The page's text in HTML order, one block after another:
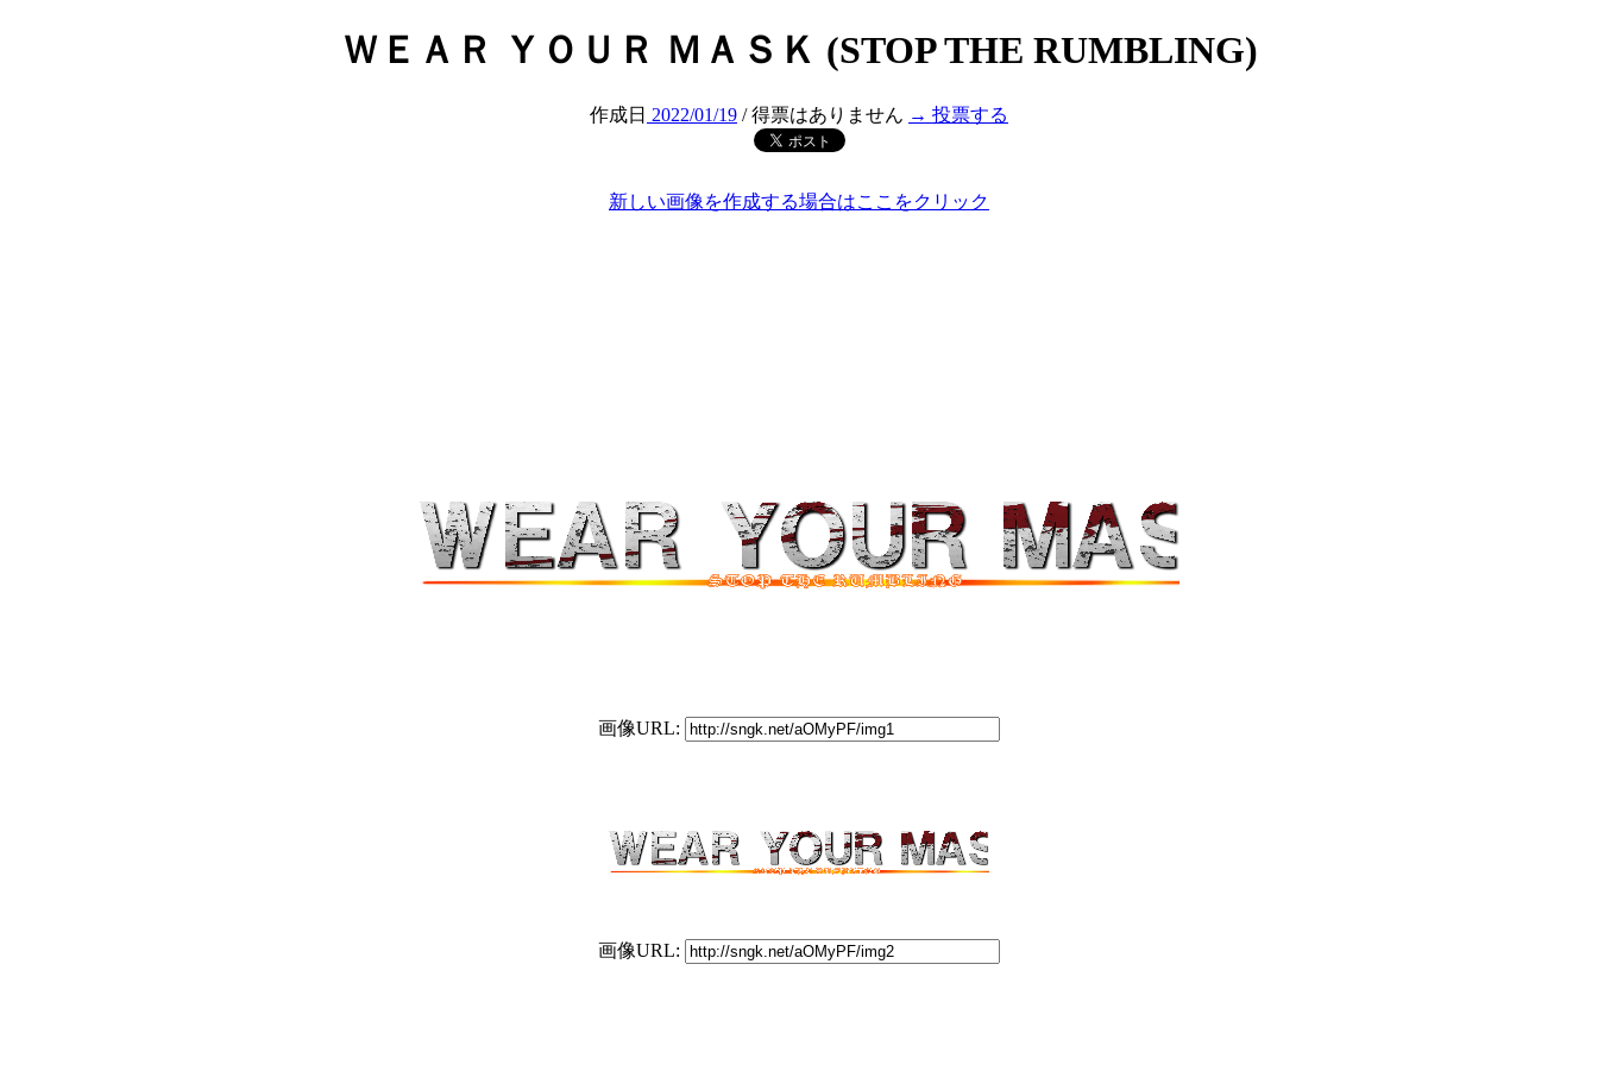
ＷＥＡＲ ＹＯＵＲ ＭＡＳＫ (STOP THE RUMBLING)
作成日 2022/01/19 / 得票はありません → 投票する
新しい画像を作成する場合はここをクリック
画像URL:
画像URL: